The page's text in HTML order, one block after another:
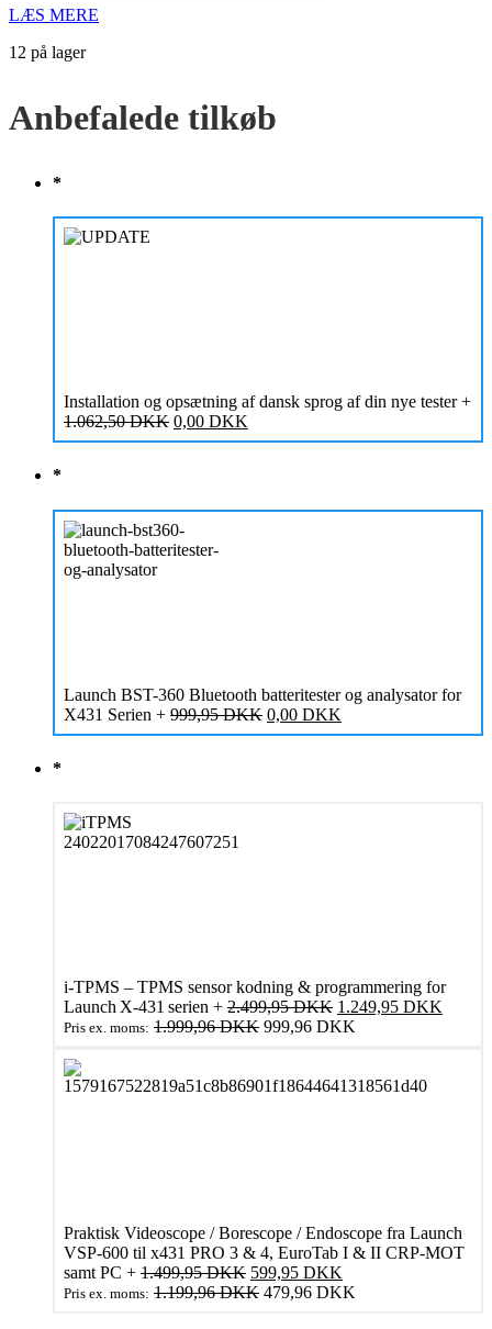
LÆS MERE
12 på lager
Anbefalede tilkøb
*
Installation og opsætning af dansk sprog af din nye tester+
1.062,50DKK Den
oprindelige
0,00 DKK
aktuelle
*
Launch BST-360 Bluetooth batteritester og analysator for
X431 Serien + 999,95DKK Den
oprindelige
0,00 DKK
aktuelle
*
i‑TPMS – TPMS sensor kodning & programmering for
Launch X‑431 serien + 2.499,95DKK Den
oprindelige
2.499,95 DKK.
1.249,95 DKK
Pris ex. moms: 1.999,96DKK 999,96 DKK
Praktisk Videoscope / Borescope / Endoscope fra Launch
VSP-600 til x431 PRO 3 & 4, EuroTab I & II CRP-MOT
samt PC + 1.499,95DKK Den
oprindelige
599,95 DKK
aktuelle
Pris ex. moms: 1.199,96DKK 479,96 DKK